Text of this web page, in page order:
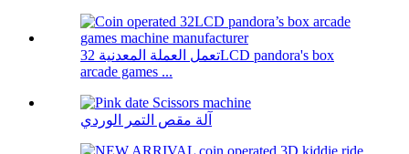
تعمل العملة المعدنية 32LCD pandora's box
arcade games ...
آلة مقص التمر الوردي